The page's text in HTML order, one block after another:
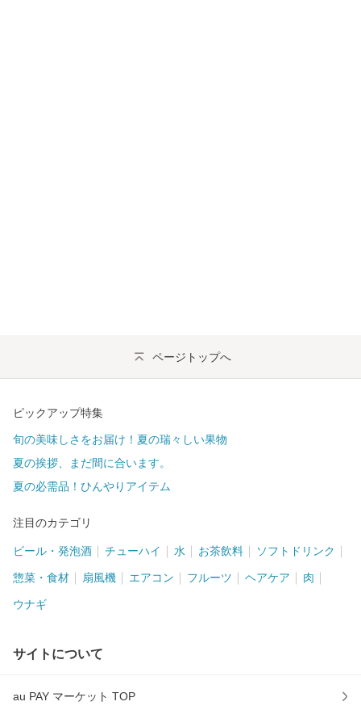
ページトップへ
ピックアップ特集
旬の美味しさをお届け！夏の瑞々しい果物
夏の挨拶、まだ間に合います。
夏の必需品！ひんやりアイテム
注目のカテゴリ
ビール・発泡酒 チューハイ 水 お茶飲料 ソフトドリンク
惣菜・食材 扇風機 エアコン フルーツ ヘアケア 肉
ウナギ
サイトについて
au PAY マーケット TOP